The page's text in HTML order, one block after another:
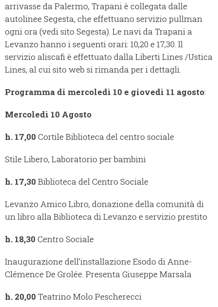
arrivasse da Palermo, Trapani è collegata dalle
autolinee Segesta, che effettuano servizio pullman
ogni ora (vedi sito Segesta). Le navi da Trapani a
Levanzo hanno i seguenti orari: 10,20 e 17,30. Il
servizio aliscafi è effettuato dalla Liberti Lines /Ustica
Lines, al cui sito web si rimanda per i dettagli.
Programma di mercoledì 10 e giovedì 11 agosto:
Mercoledì 10 Agosto
h. 17,00 Cortile Biblioteca del centro sociale
Stile Libero, Laboratorio per bambini
h. 17,30 Biblioteca del Centro Sociale
Levanzo Amico Libro, donazione della comunità di
un libro alla Biblioteca di Levanzo e servizio prestito
h. 18,30 Centro Sociale
Inaugurazione dell’installazione Esodo di Anne-
Clémence De Grolée. Presenta Giuseppe Marsala
h. 20,00 Teatrino Molo Pescherecci